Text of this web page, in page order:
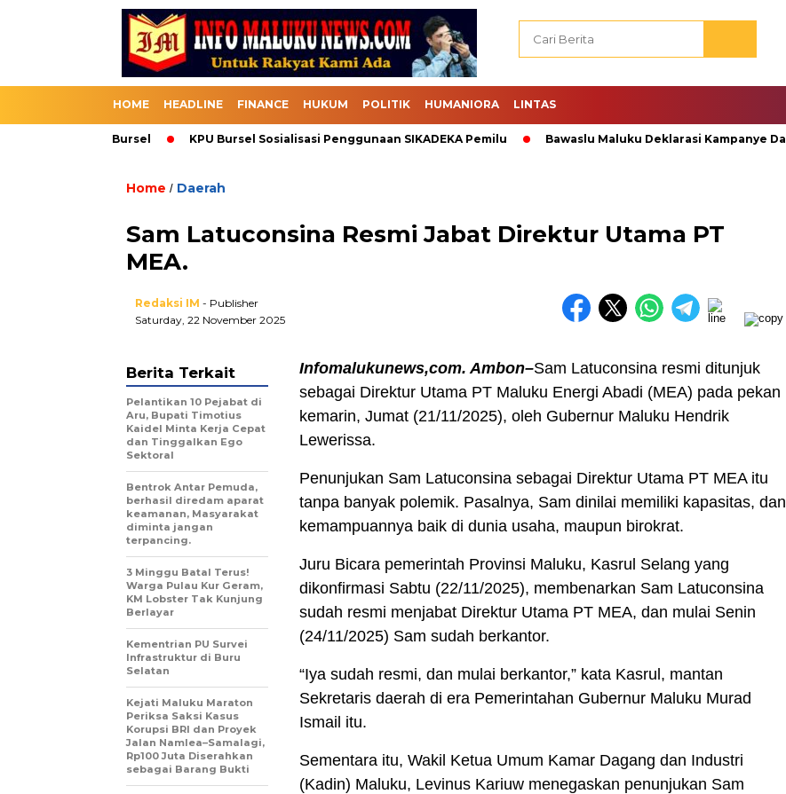
HOME HEADLINE FINANCE HUKUM POLITIK HUMANIORA LINTAS
Melalui Bursel KPU Bursel Sosialisasi Penggunaan SIKADEKA Pemilu Bawaslu Maluku Deklarasi Kampanye Damai.
Home / Daerah
Sam Latuconsina Resmi Jabat Direktur Utama PT
MEA.
Redaksi IM - Publisher
Saturday, 22 November 2025
Infomalukunews,com. Ambon–Sam Latuconsina resmi ditunjuk
sebagai Direktur Utama PT Maluku Energi Abadi (MEA) pada pekan
kemarin, Jumat (21/11/2025), oleh Gubernur Maluku Hendrik
Lewerissa.
Penunjukan Sam Latuconsina sebagai Direktur Utama PT MEA itu
tanpa banyak polemik. Pasalnya, Sam dinilai memiliki kapasitas, dan
kemampuannya baik di dunia usaha, maupun birokrat.
Juru Bicara pemerintah Provinsi Maluku, Kasrul Selang yang
dikonfirmasi Sabtu (22/11/2025), membenarkan Sam Latuconsina
sudah resmi menjabat Direktur Utama PT MEA, dan mulai Senin
(24/11/2025) Sam sudah berkantor.
“Iya sudah resmi, dan mulai berkantor,” kata Kasrul, mantan
Sekretaris daerah di era Pemerintahan Gubernur Maluku Murad
Ismail itu.
Sementara itu, Wakil Ketua Umum Kamar Dagang dan Industri
(Kadin) Maluku, Levinus Kariuw menegaskan penunjukan Sam
Berita Terkait
Pelantikan 10 Pejabat di
Aru, Bupati Timotius
Kaidel Minta Kerja Cepat
dan Tinggalkan Ego
Sektoral
Bentrok Antar Pemuda,
berhasil diredam aparat
keamanan, Masyarakat
diminta jangan
terpancing.
3 Minggu Batal Terus!
Warga Pulau Kur Geram,
KM Lobster Tak Kunjung
Berlayar
Kementrian PU Survei
Infrastruktur di Buru
Selatan
Kejati Maluku Maraton
Periksa Saksi Kasus
Korupsi BRI dan Proyek
Jalan Namlea–Samalagi,
Rp100 Juta Diserahkan
sebagai Barang Bukti